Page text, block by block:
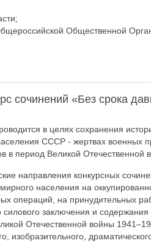
Общественной
сочинений «Без срока
в целях сохранения
СССР - жертвах военных
в период Великой Отечественной
направления конкурсных
населения на
операций, на принудительных
силового заключения и
Отечественной войны
изобразительного,